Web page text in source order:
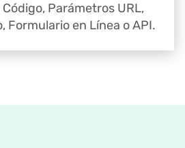
Parámetros URL,
Formulario en Línea o API.